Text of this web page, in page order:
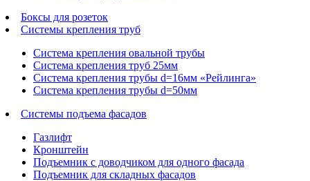
Боксы для розеток
Системы крепления труб
Система крепления овальной трубы
Система крепления труб 25мм
Система крепления трубы d=16мм «Рейлинга»
Система крепления трубы d=50мм
Системы подъема фасадов
Газлифт
Кронштейн
Подъемник с доводчиком для одного фасада
Подъемник для складных фасадов